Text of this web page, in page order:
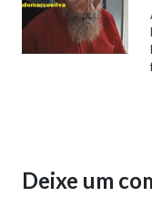
Deixe um